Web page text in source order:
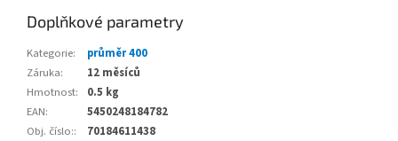
Doplňkové parametry
Kategorie:
průměr 400
Záruka:
12 měsíců
Hmotnost:
0.5 kg
EAN:
5450248184782
Obj. číslo::
70184611438